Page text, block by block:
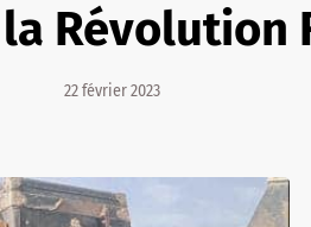
Révolution
22 février 2023